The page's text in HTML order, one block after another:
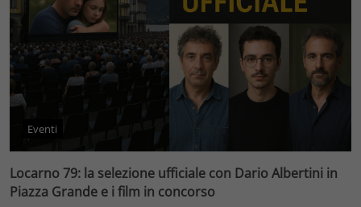
Eventi
Locarno 79: la selezione ufficiale con Dario Albertini in
Piazza Grande e i film in concorso